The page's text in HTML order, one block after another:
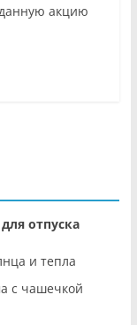
акцию
отпуска
и тепла
с чашечкой